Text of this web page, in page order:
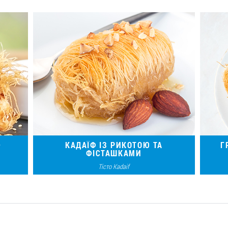
КАДАЇФ ІЗ РИКОТОЮ ТА
ФІСТАШКАМИ
Тісто Kadaif